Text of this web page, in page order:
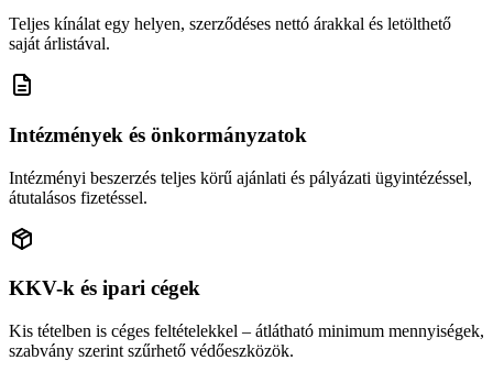
Teljes kínálat egy helyen, szerződéses nettó árakkal és letölthető
saját árlistával.
Intézmények és önkormányzatok
Intézményi beszerzés teljes körű ajánlati és pályázati ügyintézéssel,
átutalásos fizetéssel.
KKV-k és ipari cégek
Kis tételben is céges feltételekkel – átlátható minimum mennyiségek,
szabvány szerint szűrhető védőeszközök.